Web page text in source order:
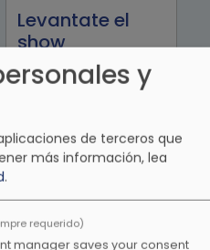
Levantate el
show
y
de terceros que
más información, lea
.
requerido)
manager saves your consent